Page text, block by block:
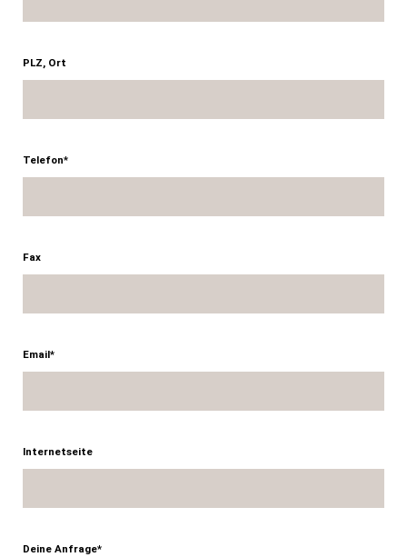
PLZ, Ort
Telefon*
Fax
Email*
Internetseite
Deine Anfrage*